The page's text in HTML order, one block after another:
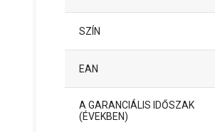
SZÍN
EAN
A GARANCIÁLIS IDŐSZAK
(ÉVEKBEN)